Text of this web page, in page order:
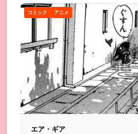
コミック アニメ
エア・ギア